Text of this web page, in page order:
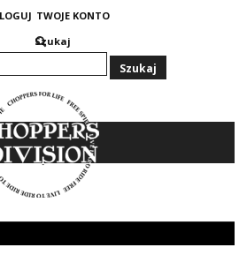
TWOJE KONTO
Szukaj